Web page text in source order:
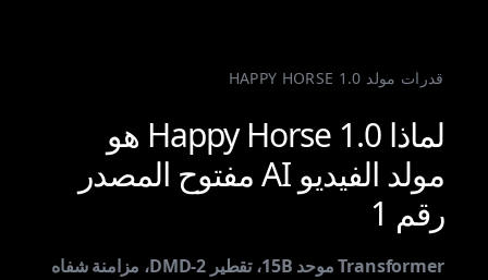
قدرات مولد HAPPY HORSE 1.0
لماذا Happy Horse 1.0 هو
مولد الفيديو AI مفتوح المصدر
رقم 1
Transformer موحد 15B، تقطير DMD-2، مزامنة شفاه